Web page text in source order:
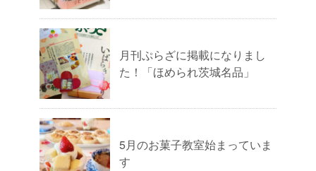
月刊ぷらざに掲載になりまし
た！「ほめられ茨城名品」
5月のお菓子教室始まっていま
す